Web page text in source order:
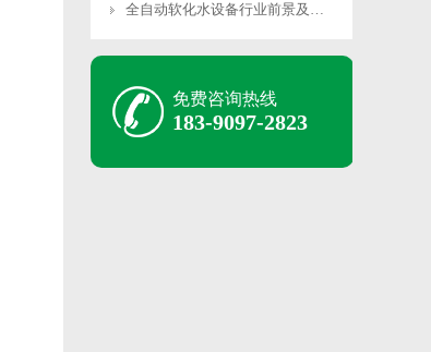
全自动软化水设备行业前景及未…
免费咨询热线
183-9097-2823